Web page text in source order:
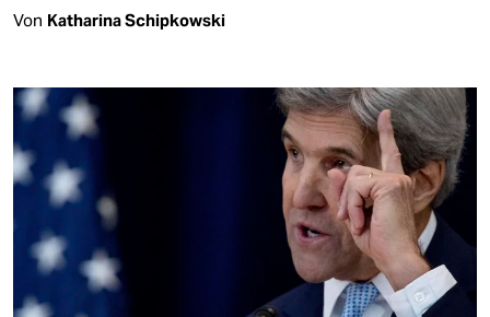
Von Katharina Schipkowski